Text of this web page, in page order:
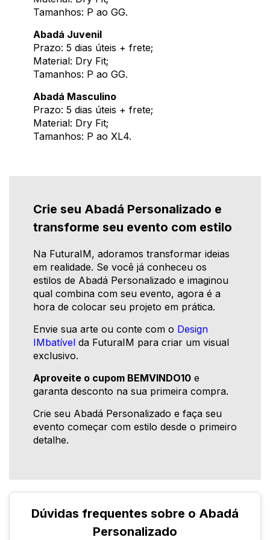
Tamanhos: P ao GG.
Abadá Juvenil
Prazo: 5 dias úteis + frete;
Material: Dry Fit;
Tamanhos: P ao GG.
Abadá Masculino
Prazo: 5 dias úteis + frete;
Material: Dry Fit;
Tamanhos: P ao XL4.
Crie seu Abadá Personalizado e
transforme seu evento com estilo
Na FuturaIM, adoramos transformar ideias
em realidade. Se você já conheceu os
estilos de Abadá Personalizado e imaginou
qual combina com seu evento, agora é a
hora de colocar seu projeto em prática.
Envie sua arte ou conte com o Design
IMbatível da FuturaIM para criar um visual
exclusivo.
Aproveite o cupom BEMVINDO10 e
garanta desconto na sua primeira compra.
Crie seu Abadá Personalizado e faça seu
evento começar com estilo desde o primeiro
detalhe.
Dúvidas frequentes sobre o Abadá
Personalizado